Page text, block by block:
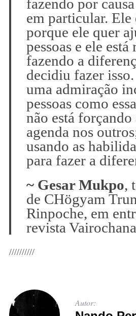
fazendo por
em particular. Ele
porque ele quer
pessoas e ele está
fazendo a
decidiu fazer
uma admiração
pessoas como
não está
agenda nos
usando as
para fazer a
~ Gesar Mukpo,
de CHögyam
Rinpoche, em
revista Vairochana
//////////
Autor: